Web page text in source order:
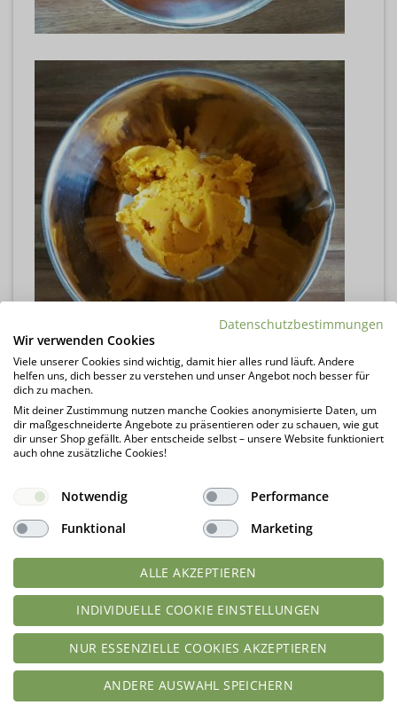
Datenschutzbestimmungen
Wir verwenden Cookies
Viele unserer Cookies sind wichtig, damit hier alles rund läuft. Andere
helfen uns, dich besser zu verstehen und unser Angebot noch besser für
dich zu machen.
Mit deiner Zustimmung nutzen manche Cookies anonymisierte Daten, um
dir maßgeschneiderte Angebote zu präsentieren oder zu schauen, wie gut
dir unser Shop gefällt. Aber entscheide selbst – unsere Website funktioniert
auch ohne zusätzliche Cookies!
Notwendig
Performance
Funktional
Marketing
ALLE AKZEPTIEREN
INDIVIDUELLE COOKIE EINSTELLUNGEN
NUR ESSENZIELLE COOKIES AKZEPTIEREN
ANDERE AUSWAHL SPEICHERN